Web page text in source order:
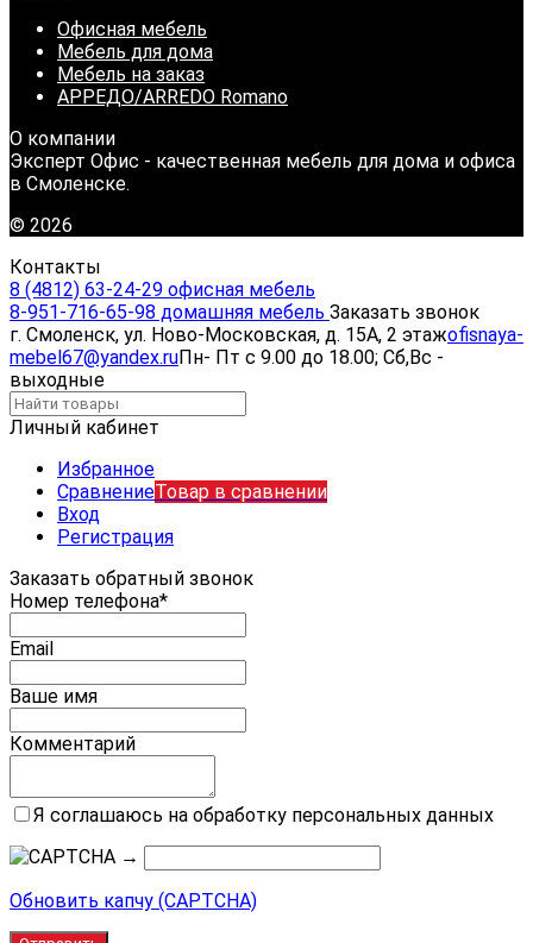
Офисная мебель
Мебель для дома
Мебель на заказ
АРРЕДО/ARREDO Romano
О компании
Эксперт Офис - качественная мебель для дома и офиса
в Смоленске.
© 2026
Контакты
8 (4812) 63-24-29 офисная мебель
8-951-716-65-98 домашняя мебель Заказать звонок
г. Смоленск, ул. Ново-Московская, д. 15А, 2 этажofisnaya-
mebel67@yandex.ruПн- Пт с 9.00 до 18.00; Сб,Вс -
выходные
Личный кабинет
Избранное
СравнениеТовар в сравнении
Вход
Регистрация
Заказать обратный звонок
Номер телефона*
Email
Ваше имя
Комментарий
Я соглашаюсь на обработку персональных данных
→
Обновить капчу (CAPTCHA)